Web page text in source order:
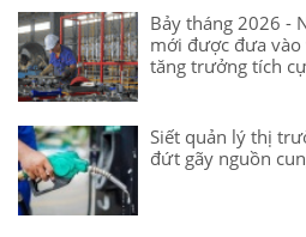
Bảy tháng 2026 -
mới được đưa
tăng trưởng tích
Siết quản lý thị
đứt gãy nguồn